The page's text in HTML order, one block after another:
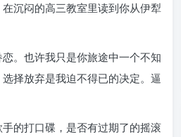
沉闷的高三教室里读到你从伊犁
。也许我只是你旅途中一个不知
择放弃是我迫不得已的决定。逼
的打口碟，是否有过期了的摇滚